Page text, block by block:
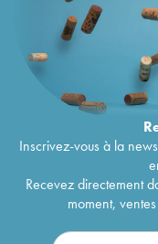
Inscrivez-vous à la
Recevez directement
moment,